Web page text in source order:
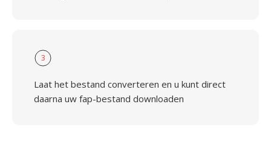
3
Laat het bestand converteren en u kunt direct
daarna uw fap-bestand downloaden